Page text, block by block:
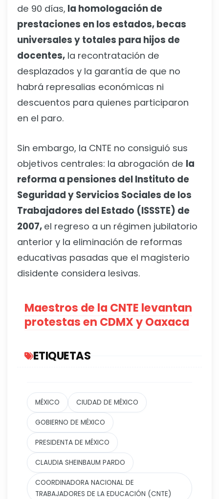
de 90 días, la homologación de
prestaciones en los estados, becas
universales y totales para hijos de
docentes, la recontratación de
desplazados y la garantía de que no
habrá represalias económicas ni
descuentos para quienes participaron
en el paro.
Sin embargo, la CNTE no consiguió sus
objetivos centrales: la abrogación de la
reforma a pensiones del Instituto de
Seguridad y Servicios Sociales de los
Trabajadores del Estado (ISSSTE) de
2007, el regreso a un régimen jubilatorio
anterior y la eliminación de reformas
educativas pasadas que el magisterio
disidente considera lesivas.
Maestros de la CNTE levantan
protestas en CDMX y Oaxaca
ETIQUETAS
MÉXICO CIUDAD DE MÉXICO
GOBIERNO DE MÉXICO
PRESIDENTA DE MÉXICO
CLAUDIA SHEINBAUM PARDO
COORDINADORA NACIONAL DE
TRABAJADORES DE LA EDUCACIÓN (CNTE)